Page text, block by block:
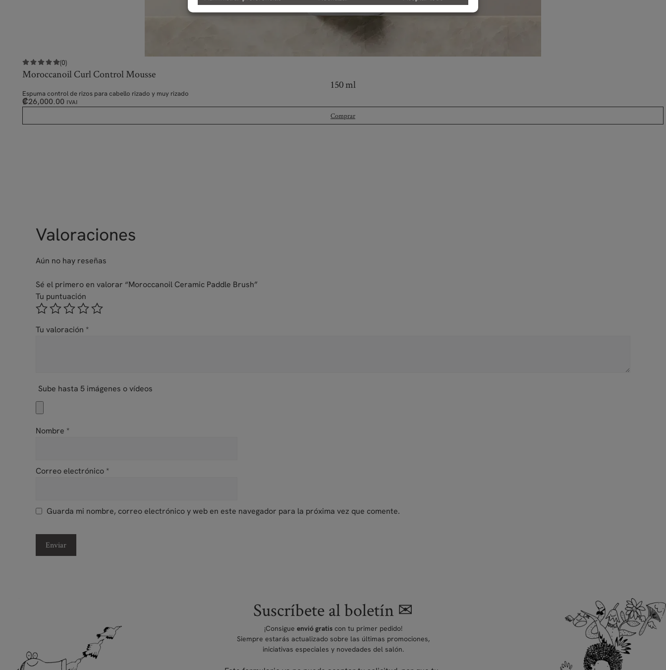
(0)
Moroccanoil Curl Control Mousse
150 ml
Espuma control de rizos para cabello rizado y muy rizado
₡26,000.00 IVAI
Comprar
Valoraciones
Aún no hay reseñas
Sé el primero en valorar “Moroccanoil Ceramic Paddle Brush”
Tu puntuación
Tu valoración *
Sube hasta 5 imágenes o vídeos
Nombre *
Correo electrónico *
Guarda mi nombre, correo electrónico y web en este navegador para la próxima vez que comente.
Suscríbete al boletín ✉
¡Consigue envió gratiscon tu primer pedido!
Siempre estarás actualizado sobre las últimas promociones,
iniciativas especiales y novedades del salón.